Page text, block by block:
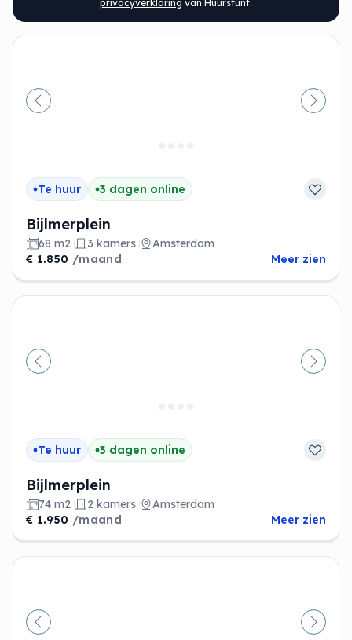
privacyverklaring van Huurstunt.
Vorige
Te huur 3 dagen online
Bijlmerplein
68 m2 3 kamers
Amsterdam
€ 1.850 /maand Meer zien
Vorige
Te huur 3 dagen online
Bijlmerplein
74 m2 2 kamers
Amsterdam
€ 1.950 /maand Meer zien
Vorige